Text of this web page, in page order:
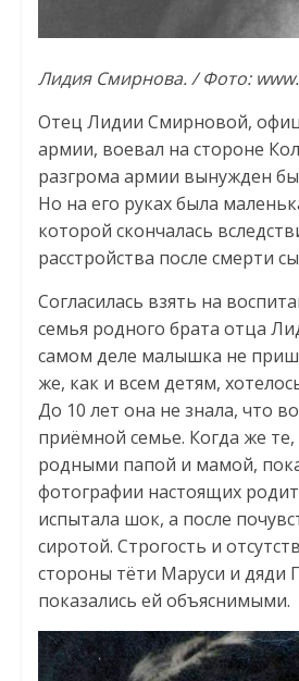
Лидия Смирнова. / Фото:
Отец Лидии Смирновой,
армии, воевал на стороне
разгрома армии вынужден
Но на его руках была
которой скончалась
расстройства после смерти
Согласилась взять на
семья родного брата отца
самом деле малышка не
же, как и всем детям,
До 10 лет она не знала, что
приёмной семье. Когда же те,
родными папой и мамой,
фотографии настоящих
испытала шок, а после
сиротой. Строгость и
стороны тёти Маруси и дяди
показались ей объяснимыми.